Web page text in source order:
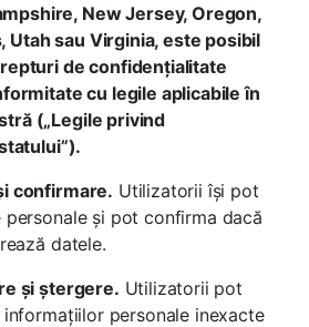
New Jersey, Oregon,
Utah sau Virginia, este posibil
de confidențialitate
cu legile aplicabile în
(„Legile privind
confirmare. Utilizatorii își pot
și pot confirma dacă
datele.
și ștergere. Utilizatorii pot
personale inexacte